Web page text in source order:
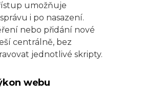
umožňuje
i po nasazení.
nebo přidání nové
centrálně, bez
jednotlivé skripty.
webu